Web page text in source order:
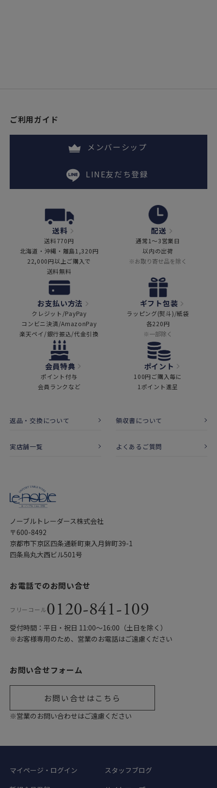
ご利用ガイド
メンバーシップ
LINE友だち登録
送料
送料770円
北海道・沖縄・離島1,320円
22,000円以上ご購入で
送料無料
配送
通常1～3営業日
以内の出荷
※お取り寄せ品を除く
お支払い方法
クレジット/PayPay
コンビニ決済/AmazonPay
楽天ペイ/銀行振込/代金引換
ギフト包装
ラッピング(熨斗)/紙袋
各220円
※一部除く
会員特典
ポイント付与
会員ランクなど
ポイント
100円ご購入毎に
1ポイント進呈
返品・交換について 領収書について
実店舗一覧 よくあるご質問
ノーブルトレーダース株式会社
〒600-8492
京都市下京区四条通新町東入月鉾町39-1
四条烏丸大西ビル501号
お電話でのお問い合せ
フリーコール0120-841-109
受付時間：平日・祝日 11:00〜16:00（土日を除く）
※お客様専用のため、営業のお電話はご遠慮ください
お問い合せフォーム
お問い合せはこちら
※営業のお問い合わせはご遠慮ください
マイページ・ログイン
スタッフブログ